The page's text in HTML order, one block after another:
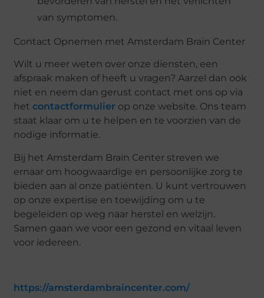
van symptomen.
Contact Opnemen met Amsterdam Brain Center
Wilt u meer weten over onze diensten, een
afspraak maken of heeft u vragen? Aarzel dan ook
niet en neem dan gerust contact met ons op via
het contactformulier op onze website. Ons team
staat klaar om u te helpen en te voorzien van de
nodige informatie.
Bij het Amsterdam Brain Center streven we
ernaar om hoogwaardige en persoonlijke zorg te
bieden aan al onze patiënten. U kunt vertrouwen
op onze expertise en toewijding om u te
begeleiden op weg naar herstel en welzijn.
Samen gaan we voor een gezond en vitaal leven
voor iedereen.
https://amsterdambraincenter.com/